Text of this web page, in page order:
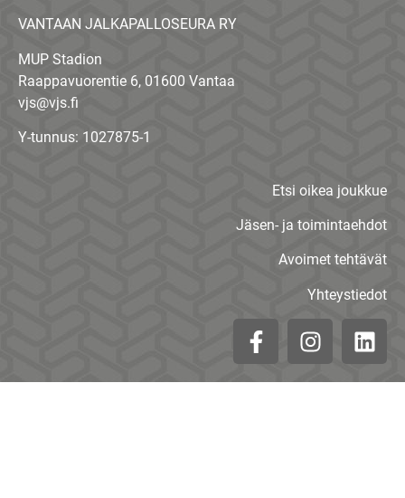
VANTAAN JALKAPALLOSEURA RY
MUP Stadion
Raappavuorentie 6, 01600 Vantaa
vjs@vjs.fi
Y-tunnus: 1027875-1
Etsi oikea joukkue
Jäsen- ja toimintaehdot
Avoimet tehtävät
Yhteystiedot